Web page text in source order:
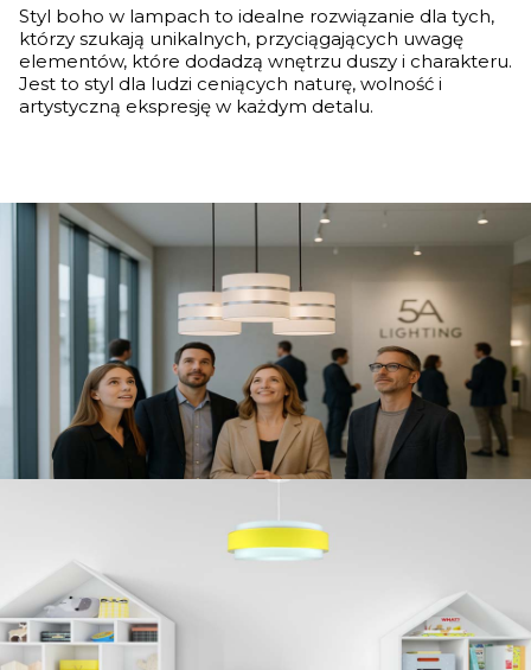
Styl boho w lampach to idealne rozwiązanie dla tych,
którzy szukają unikalnych, przyciągających uwagę
elementów, które dodadzą wnętrzu duszy i charakteru.
Jest to styl dla ludzi ceniących naturę, wolność i
artystyczną ekspresję w każdym detalu.